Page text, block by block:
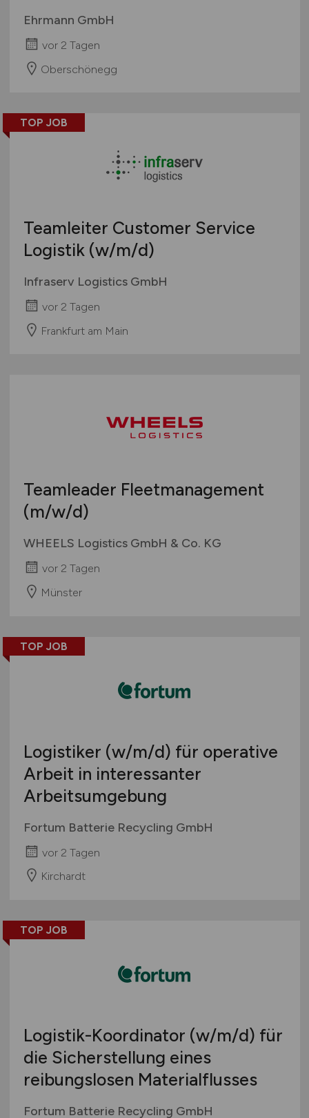
Ehrmann GmbH
vor 2 Tagen
Oberschönegg
TOP JOB
Teamleiter Customer Service
Logistik (w/m/d)
Infraserv Logistics GmbH
vor 2 Tagen
Frankfurt am Main
Teamleader Fleetmanagement
(m/w/d)
WHEELS Logistics GmbH & Co. KG
vor 2 Tagen
Münster
TOP JOB
Logistiker (w/m/d) für operative
Arbeit in interessanter
Arbeitsumgebung
Fortum Batterie Recycling GmbH
vor 2 Tagen
Kirchardt
TOP JOB
Logistik-Koordinator (w/m/d) für
die Sicherstellung eines
reibungslosen Materialflusses
Fortum Batterie Recycling GmbH